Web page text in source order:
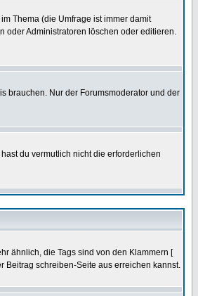
Thema (die Umfrage ist immer damit
oder Administratoren löschen oder editieren.
brauchen. Nur der Forumsmoderator und der
du vermutlich nicht die erforderlichen
ähnlich, die Tags sind von den Klammern [
Beitrag schreiben-Seite aus erreichen kannst.